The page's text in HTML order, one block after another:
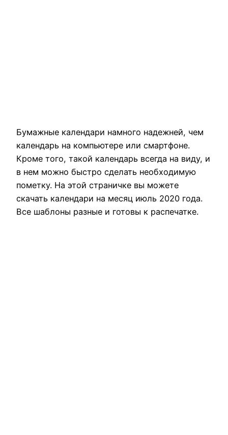
Бумажные календари намного надежней, чем
календарь на компьютере или смартфоне.
Кроме того, такой календарь всегда на виду, и
в нем можно быстро сделать необходимую
пометку. На этой страничке вы можете
скачать календари на месяц июль 2020 года.
Все шаблоны разные и готовы к распечатке.